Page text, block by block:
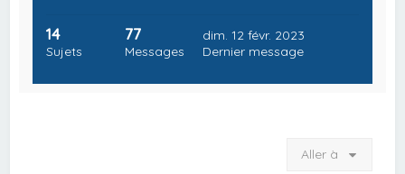
14
Sujets
77
Messages
dim. 12 févr. 2023
Dernier message
Aller à